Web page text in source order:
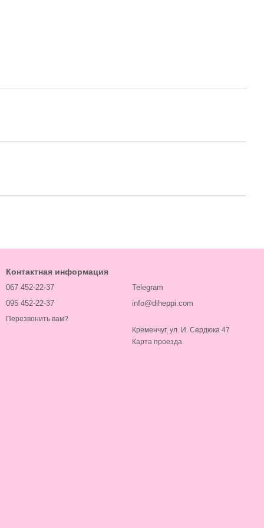
Контактная информация
067 452-22-37
095 452-22-37
Перезвонить вам?
Telegram
info@diheppi.com
Кременчуг, ул. И. Сердюка 47
Карта проезда